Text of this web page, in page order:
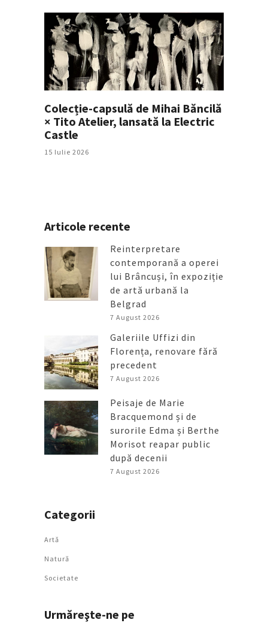
Colecție-capsulă de Mihai Băncilă
× Tito Atelier, lansată la Electric
Castle
15 Iulie 2026
Articole recente
Reinterpretare
contemporană a operei
lui Brâncuși, în expoziție
de artă urbană la
Belgrad
7 August 2026
Galeriile Uffizi din
Florența, renovare fără
precedent
7 August 2026
Peisaje de Marie
Bracquemond și de
surorile Edma și Berthe
Morisot reapar public
după decenii
7 August 2026
Categorii
Artǎ
Natură
Societate
Urmăreşte-ne pe